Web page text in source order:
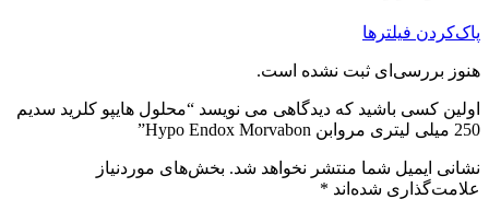
پاک‌کردن فیلترها
هنوز بررسی‌ای ثبت نشده است.
اولین کسی باشید که دیدگاهی می نویسد “محلول هایپو کلرید سدیم
250 میلی لیتری مروابن Hypo Endox Morvabon”
نشانی ایمیل شما منتشر نخواهد شد. بخش‌های موردنیاز
علامت‌گذاری شده‌اند *